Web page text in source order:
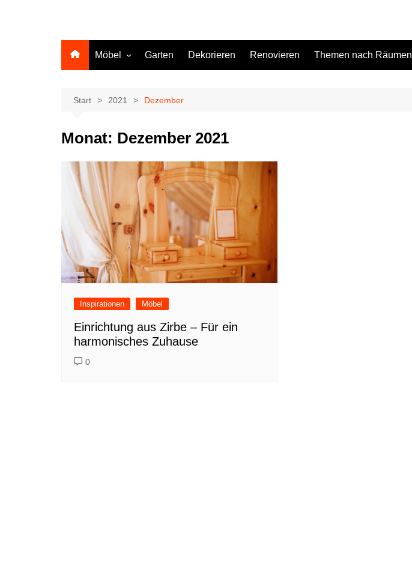
Möbel Garten Dekorieren Renovieren Themen nach Räumen
Start 2021 Dezember
Monat: Dezember 2021
Inspirationen Möbel
Einrichtung aus Zirbe – Für ein
harmonisches Zuhause
0